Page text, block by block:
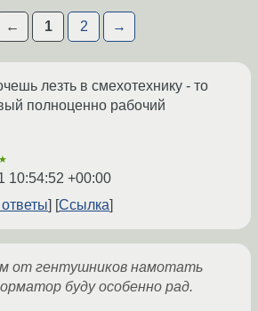
← 1 2 →
лезть в смехотехнику - то
полноценно рабочий
10:54:52 +00:00
Ссылка
от гентушников намотать
буду особенно рад.